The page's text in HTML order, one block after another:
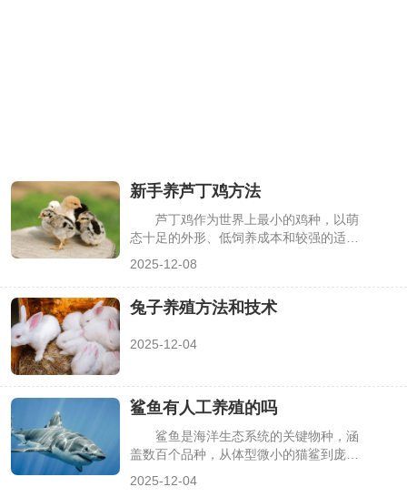
新手养芦丁鸡方法
芦丁鸡作为世界上最小的鸡种，以萌
态十足的外形、低饲养成本和较强的适应
折、成鸡应激等问题。本文从笼舍、饮
食、温湿度等核心维度，分享新手能快速
2025-12-08
兔子养殖方法和技术
2025-12-04
鲨鱼有人工养殖的吗
鲨鱼是海洋生态系统的关键物种，涵
盖数百个品种，从体型微小的猫鲨到庞大
的大白鲨差异极大。随着海洋保护与水产
2025-12-04